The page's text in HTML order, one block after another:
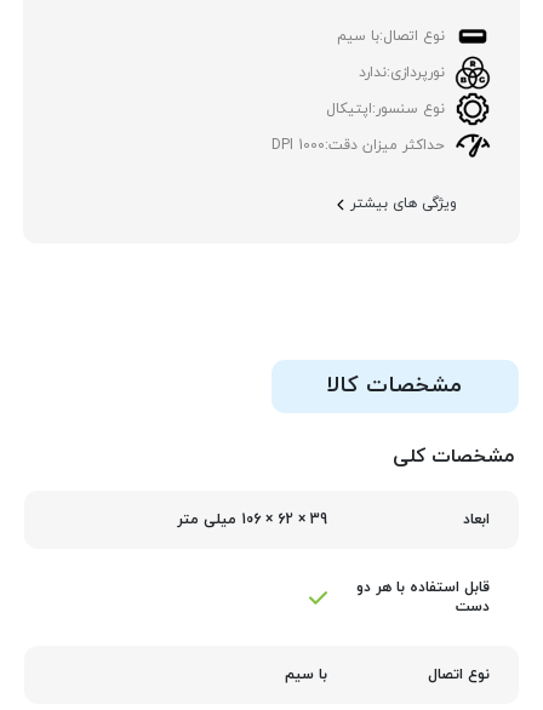
نوع اتصال:با سیم
نورپردازی:ندارد
نوع سنسور:اپتیکال
حداکثر میزان دقت:1000 DPI
ویژگی های بیشتر
مشخصات کالا
مشخصات کلی
ابعاد 39 × 62 × 106 میلی متر
قابل استفاده با هر دو
دست
نوع اتصال با سیم